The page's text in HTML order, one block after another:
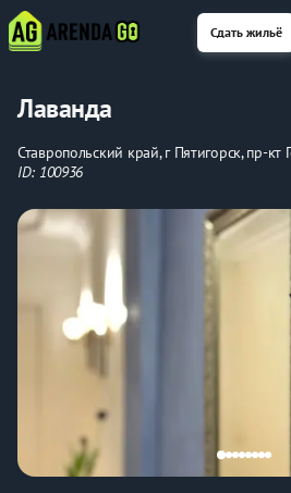
Сдать жильё
Лаванда
Ставропольский край, г Пятигорск, пр-кт
ID: 100936